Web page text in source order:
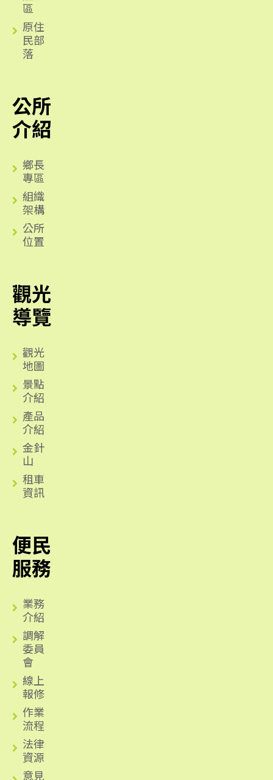
區
原住
民部
落
公所
介紹
鄉長
專區
組織
架構
公所
位置
觀光
導覽
觀光
地圖
景點
介紹
產品
介紹
金針
山
租車
資訊
便民
服務
業務
介紹
調解
委員
會
線上
報修
作業
流程
法律
資源
意見